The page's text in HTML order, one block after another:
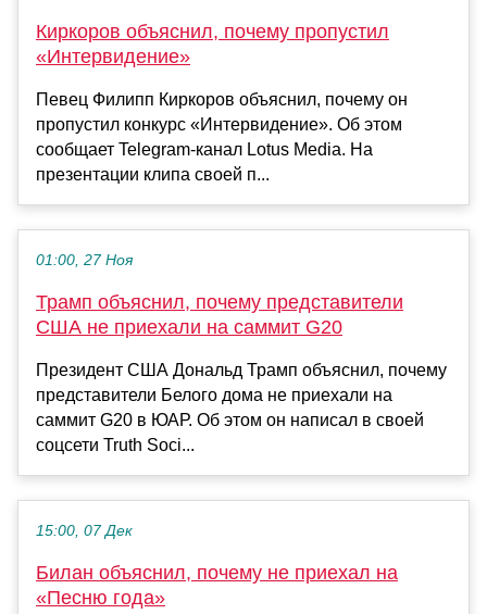
Киркоров объяснил, почему пропустил
«Интервидение»
Певец Филипп Киркоров объяснил, почему он
пропустил конкурс «Интервидение». Об этом
сообщает Telegram-канал Lotus Media. На
презентации клипа своей п...
01:00, 27 Ноя
Трамп объяснил, почему представители
США не приехали на саммит G20
Президент США Дональд Трамп объяснил, почему
представители Белого дома не приехали на
саммит G20 в ЮАР. Об этом он написал в своей
соцсети Truth Soci...
15:00, 07 Дек
Билан объяснил, почему не приехал на
«Песню года»